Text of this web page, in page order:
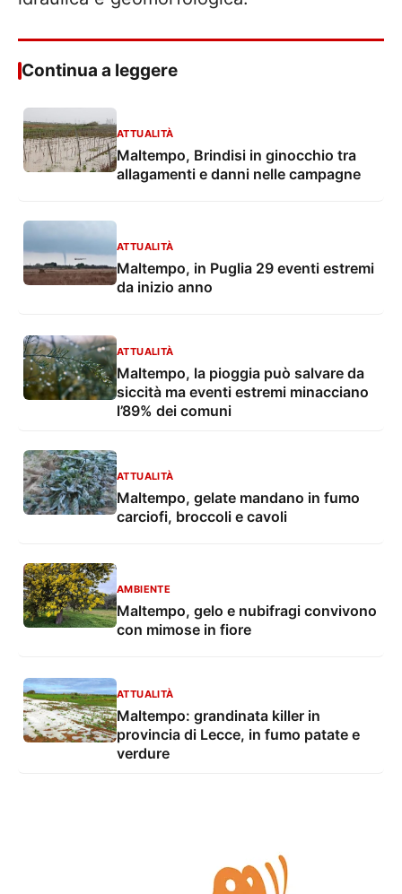
Continua a leggere
ATTUALITÀ
Maltempo, Brindisi in ginocchio tra
allagamenti e danni nelle campagne
ATTUALITÀ
Maltempo, in Puglia 29 eventi estremi
da inizio anno
ATTUALITÀ
Maltempo, la pioggia può salvare da
siccità ma eventi estremi minacciano
l’89% dei comuni
ATTUALITÀ
Maltempo, gelate mandano in fumo
carciofi, broccoli e cavoli
AMBIENTE
Maltempo, gelo e nubifragi convivono
con mimose in fiore
ATTUALITÀ
Maltempo: grandinata killer in
provincia di Lecce, in fumo patate e
verdure